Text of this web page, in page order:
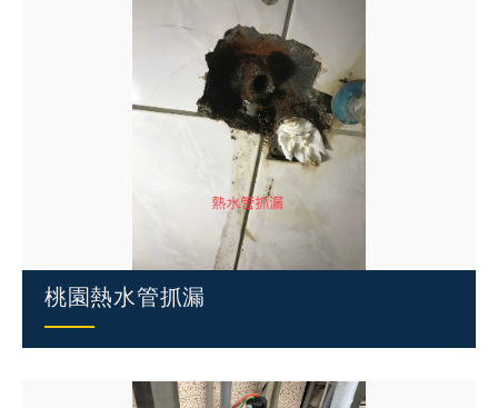
桃園熱水管抓漏